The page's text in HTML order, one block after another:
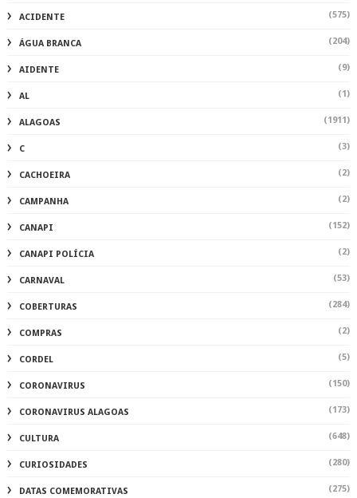
ACIDENTE (575)
ÁGUA BRANCA (204)
AIDENTE (9)
AL (1)
ALAGOAS (1911)
C (3)
CACHOEIRA (2)
CAMPANHA (2)
CANAPI (152)
CANAPI POLÍCIA (2)
CARNAVAL (53)
COBERTURAS (284)
COMPRAS (2)
CORDEL (5)
CORONAVIRUS (150)
CORONAVIRUS ALAGOAS (173)
CULTURA (648)
CURIOSIDADES (280)
DATAS COMEMORATIVAS (275)